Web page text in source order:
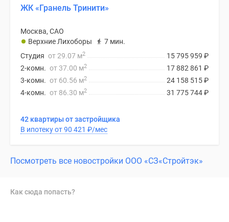
ЖК «Гранель Тринити»
Москва, САО
Верхние Лихоборы
7 мин.
15 795 959 ₽
Студия от 29.07 м2
17 882 861 ₽
2-комн. от 37.00 м2
24 158 515₽
3-комн. от 60.56 м2
31 775 744₽
4-комн. от 86.30 м2
42 квартиры от застройщика
В ипотеку от 90 421 ₽/мес
Посмотреть все новостройки ООО «СЗ«Стройтэк»
Как сюда попасть?